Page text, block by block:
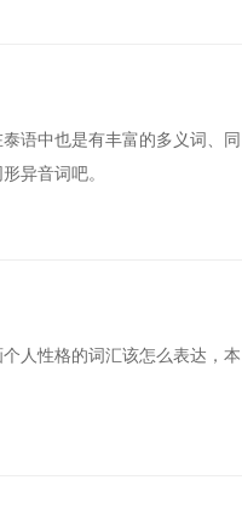
语中也是有丰富的多义词、同
异音词吧。
人性格的词汇该怎么表达，本